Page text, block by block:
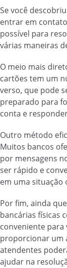
Se você
entrar em
possível para
várias maneiras
O meio mais
cartões tem um
verso, que pode
preparado para
conta e
Outro método
Muitos bancos
por mensagens
ser rápido e
em uma situação
Por fim, ainda
bancárias físicas
conveniente para
proporcionar um
atendentes
ajudar na